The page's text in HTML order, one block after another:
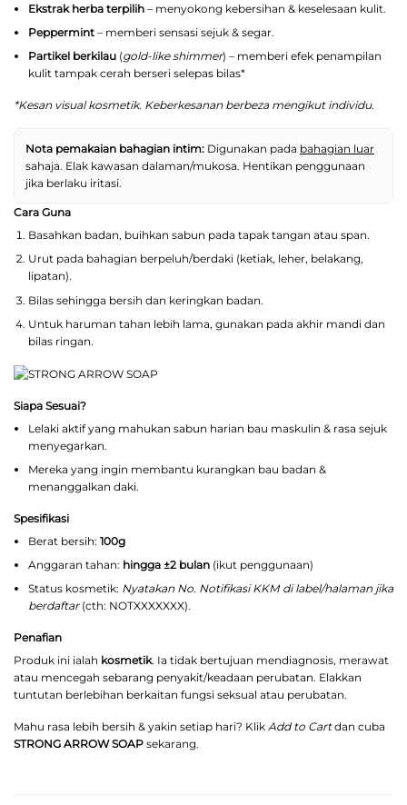
Ekstrak herba terpilih– menyokong kebersihan & keselesaan kulit.
Peppermint– memberi sensasi sejuk & segar.
Partikel berkilau(gold-like shimmer) – memberi efek penampilan
kulit tampak cerah berseri selepas bilas*
*Kesan visual kosmetik. Keberkesanan berbeza mengikut individu.
Nota pemakaian bahagian intim: Digunakan pada bahagian luar
sahaja. Elak kawasan dalaman/mukosa. Hentikan penggunaan
jika berlaku iritasi.
Cara Guna
Basahkan badan, buihkan sabun pada tapak tangan atau span.
Urut pada bahagian berpeluh/berdaki (ketiak, leher, belakang,
lipatan).
Bilas sehingga bersih dan keringkan badan.
Untuk haruman tahan lebih lama, gunakan pada akhir mandi dan
bilas ringan.
Siapa Sesuai?
Lelaki aktif yang mahukan sabun harian bau maskulin & rasa sejuk
menyegarkan.
Mereka yang ingin membantu kurangkan bau badan &
menanggalkan daki.
Spesifikasi
Berat bersih: 100g
Anggaran tahan: hingga ±2 bulan(ikut penggunaan)
Status kosmetik: Nyatakan No. Notifikasi KKM di label/halaman jika
berdaftar(cth: NOTXXXXXXX).
Penafian
Produk ini ialah kosmetik. Ia tidak bertujuan mendiagnosis, merawat
atau mencegah sebarang penyakit/keadaan perubatan. Elakkan
tuntutan berlebihan berkaitan fungsi seksual atau perubatan.
Mahu rasa lebih bersih & yakin setiap hari? Klik Add to Cartdan cuba
STRONG ARROW SOAP sekarang.